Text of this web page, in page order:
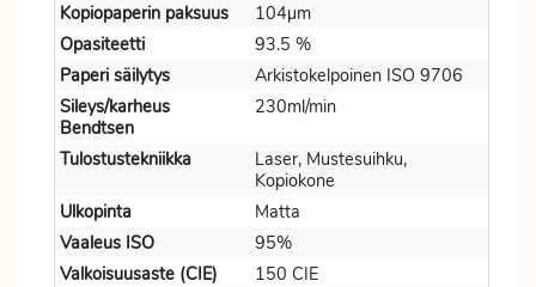
Kopiopaperin paksuus
104µm
Opasiteetti
93.5 %
Paperi säilytys
Arkistokelpoinen ISO 9706
Sileys/karheus
Bendtsen
230ml/min
Tulostustekniikka
Laser, Mustesuihku,
Kopiokone
Ulkopinta
Matta
Vaaleus ISO
95%
Valkoisuusaste (CIE)
150 CIE